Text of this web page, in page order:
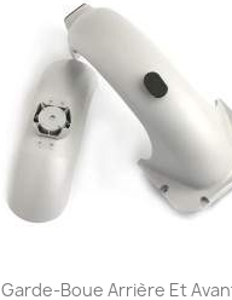
Garde-Boue Arrière Et